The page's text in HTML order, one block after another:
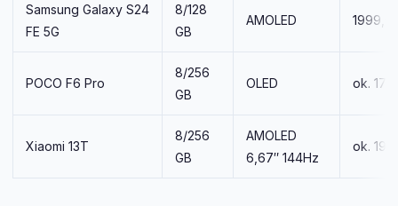
Samsung Galaxy S24
FE 5G
8/128
GB
AMOLED
POCO F6 Pro
8/256
GB
OLED ok.
Xiaomi 13T
8/256
GB
AMOLED
6,67″ 144Hz
ok.